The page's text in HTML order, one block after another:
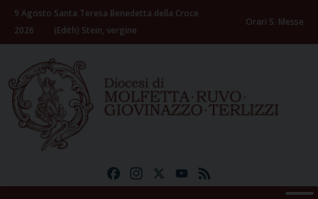
Skip
content
9 Agosto
2026
Santa Teresa Benedetta della Croce
(Edith) Stein, vergine
Orari S. Messe
FacebookInstagramYouTube